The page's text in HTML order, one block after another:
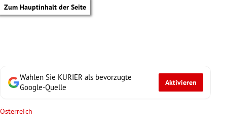
Zum Hauptinhalt der Seite
Wählen Sie KURIER als bevorzugte
Google-Quelle
Aktivieren
Österreich